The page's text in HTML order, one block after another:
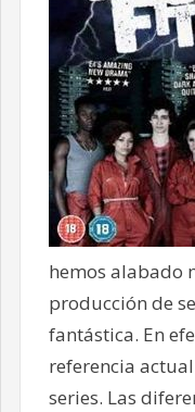
hemos alabado
producción de
fantástica. En
referencia
series. Las